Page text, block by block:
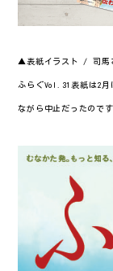
▲表紙イラスト / 司馬
ふらぐVol.31表紙は2月
ながら中止だったので